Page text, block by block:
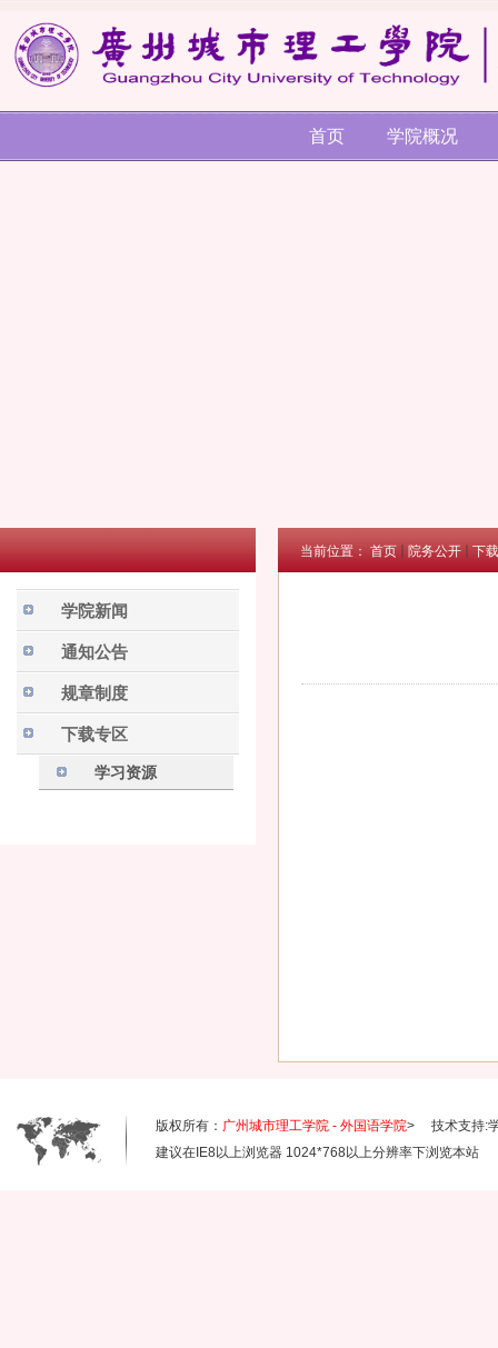
首页 学院概况
学院新闻
通知公告
规章制度
下载专区
学习资源
当前位置： 首页 院务公开 下
版权所有： 广州城市理工学院 - 外国语学院> 技术支持:
建议在IE8以上浏览器 1024*768以上分辨率下浏览本站